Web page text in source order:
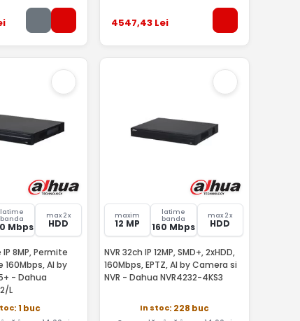
4547,43Lei
latime
banda
Mbps
max 2 x
HDD
IP 8MP, Permite
160Mbps, AI by
- Dahua
L
: 1 buc
maxim
12 MP
latime
banda
160 Mbps
max 2 x
HDD
NVR 32ch IP 12MP, SMD+, 2xHDD,
160Mbps, EPTZ, AI by Camera si
NVR - Dahua NVR4232-4KS3
In stoc: 228 buc